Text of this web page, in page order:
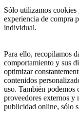
Sólo utilizamos cookies
experiencia de compra
individual.
Para ello, recopilamos
comportamiento y sus
optimizar
contenidos
uso. También podemos
proveedores externos y
publicidad online, sólo